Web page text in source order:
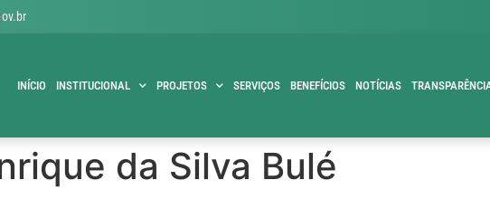
INÍCIO INSTITUCIONAL PROJETOS SERVIÇOS BENEFÍCIOS NOTÍCIAS
da Silva Bulé